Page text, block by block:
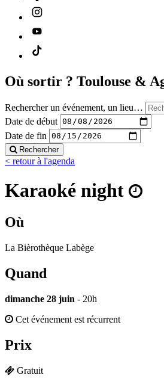
Où sortir ? Toulouse &
Rechercher un événement, un lieu…
Date de début
Date de fin
Rechercher
< retour à l'agenda
Karaoké night
Où
La Bièrothèque Labège
Quand
dimanche 28 juin - 20h
Cet événement est récurrent
Prix
Gratuit